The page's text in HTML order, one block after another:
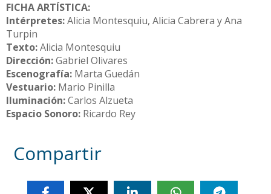
FICHA ARTÍSTICA:
Intérpretes:Alicia Montesquiu, Alicia Cabrera y Ana
Turpin
Texto:Alicia Montesquiu
Dirección:Gabriel Olivares
Escenografía: Marta Guedán
Vestuario: Mario Pinilla
Iluminación:Carlos Alzueta
Espacio Sonoro: Ricardo Rey
Compartir